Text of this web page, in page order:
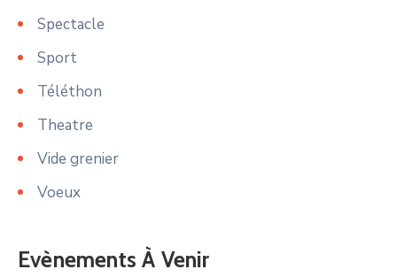
Spectacle
Sport
Téléthon
Theatre
Vide grenier
Voeux
Evènements À Venir